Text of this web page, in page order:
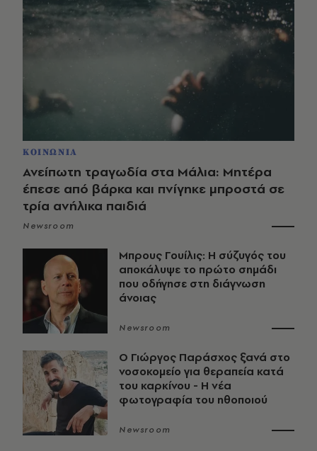
ΚΟΙΝΩΝΙΑ
Ανείπωτη τραγωδία στα Μάλια: Μητέρα
έπεσε από βάρκα και πνίγηκε μπροστά σε
τρία ανήλικα παιδιά
Newsroom
Μπρους Γουίλις: Η σύζυγός του
αποκάλυψε το πρώτο σημάδι
που οδήγησε στη διάγνωση
άνοιας
Newsroom
O Γιώργος Παράσχος ξανά στο
νοσοκομείο για θεραπεία κατά
του καρκίνου - Η νέα
φωτογραφία του ηθοποιού
Newsroom